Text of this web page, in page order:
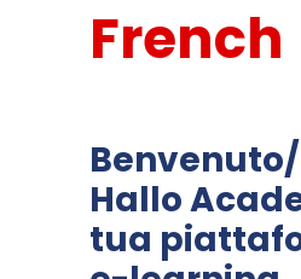
French
Hallo
tua